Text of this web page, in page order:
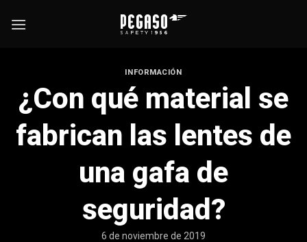
INFORMACIÓN
¿Con qué material se
fabrican las lentes de
una gafa de
seguridad?
6 de noviembre de 2019